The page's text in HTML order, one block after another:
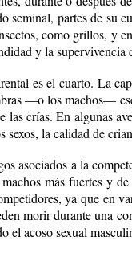
se­mi­nal, par­tes de su
co­mo gri­llos, y
y la su­per­vi­ven­cia
es el cuar­to. La
—o los ma­chos—
las crías. En al­gu­nas
se­xos, la ca­li­dad de
aso­cia­dos a la
más fuer­tes y
ya que en
mo­rir du­ran­te una
el aco­so se­xual